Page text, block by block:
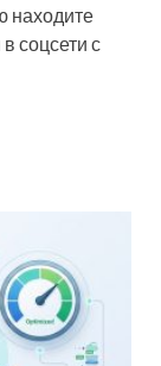
находите
соцсети с